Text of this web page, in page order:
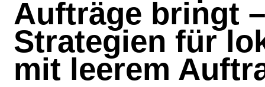
Aufträge bringt
Strategien für
mit leerem